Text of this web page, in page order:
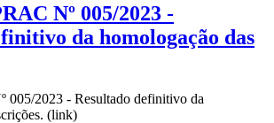
Nº 005/2023 -
da homologação das
005/2023 - Resultado definitivo da
(link)